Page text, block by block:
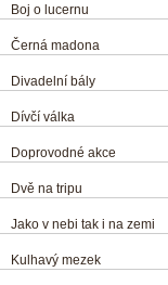
Boj o lucernu
Černá madona
Divadelní bály
Dívčí válka
Doprovodné akce
Dvě na tripu
Jako v nebi tak i na zemi
Kulhavý mezek